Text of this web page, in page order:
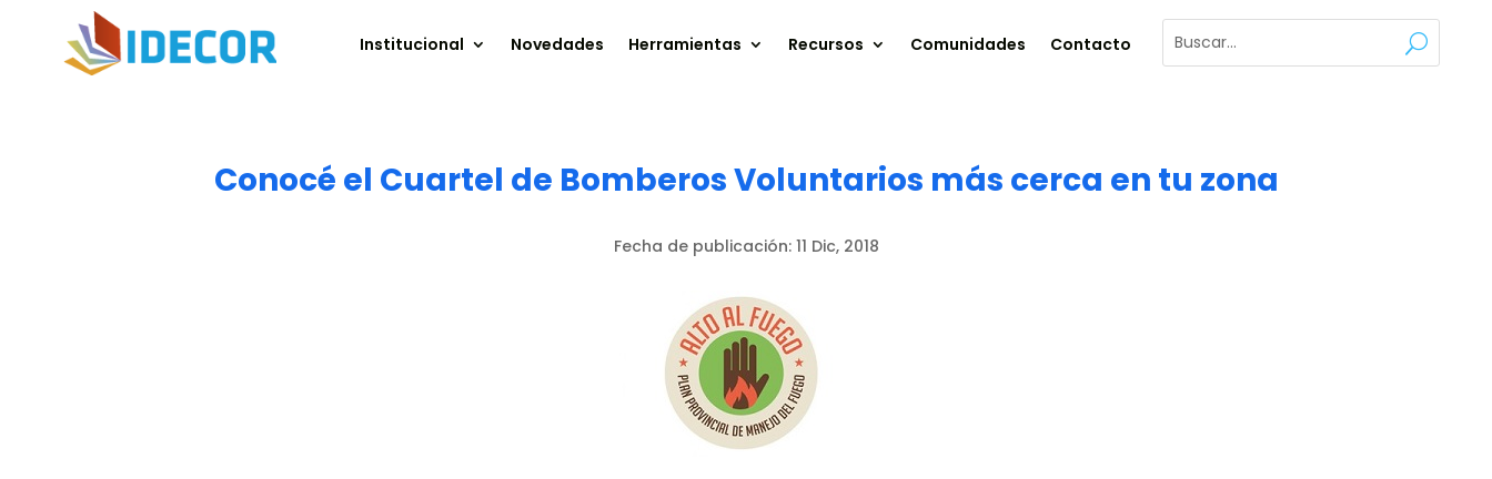
Institucional Novedades Herramientas Recursos Comunidades Contacto
Conocé el Cuartel de Bomberos Voluntarios más cerca en tu zona
Fecha de publicación: 11 Dic, 2018